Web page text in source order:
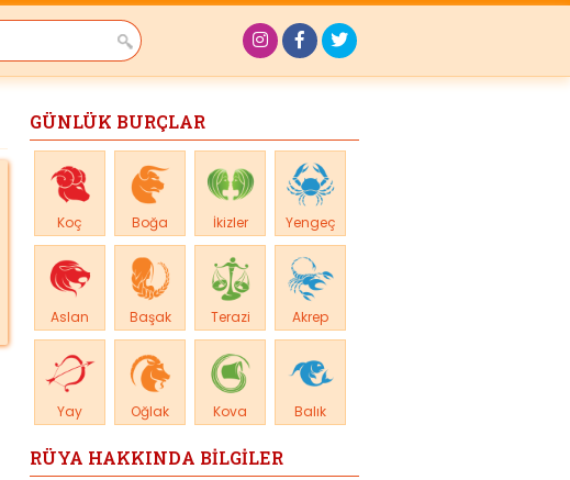
GÜNLÜK BURÇLAR
Koç Boğa İkizler Yengeç
Aslan Başak Terazi Akrep
Yay Oğlak Kova Balık
RÜYA HAKKINDA BİLGİLER